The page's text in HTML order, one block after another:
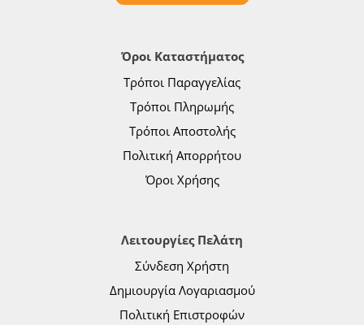
Όροι Καταστήματος
Τρόποι Παραγγελίας
Τρόποι Πληρωμής
Τρόποι Αποστολής
Πολιτική Απορρήτου
Όροι Χρήσης
Λειτουργίες Πελάτη
Σύνδεση Χρήστη
Δημιουργία Λογαριασμού
Πολιτική Επιστροφών